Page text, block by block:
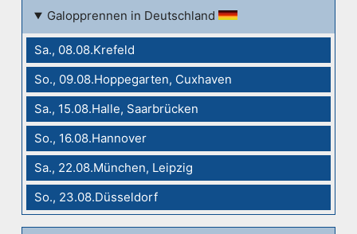
Galopprennen in Deutschland
Sa., 08.08.Krefeld
So., 09.08.Hoppegarten, Cuxhaven
Sa., 15.08.Halle, Saarbrücken
So., 16.08.Hannover
Sa., 22.08.München, Leipzig
So., 23.08.Düsseldorf